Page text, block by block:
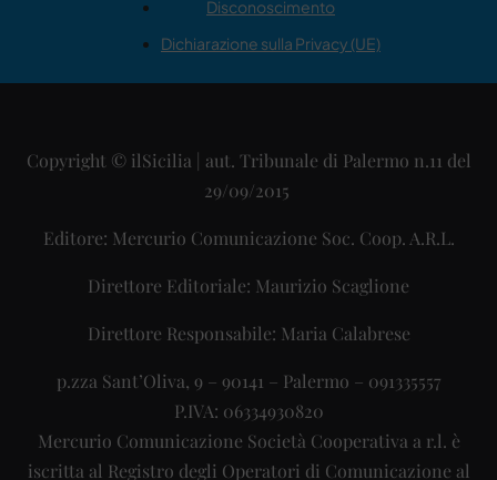
Disconoscimento
Dichiarazione sulla Privacy (UE)
Copyright © ilSicilia | aut. Tribunale di Palermo n.11 del
29/09/2015
Editore: Mercurio Comunicazione Soc. Coop. A.R.L.
Direttore Editoriale: Maurizio Scaglione
Direttore Responsabile: Maria Calabrese
p.zza Sant’Oliva, 9 – 90141 – Palermo – 091335557
P.IVA: 06334930820
Mercurio Comunicazione Società Cooperativa a r.l. è
iscritta al Registro degli Operatori di Comunicazione al